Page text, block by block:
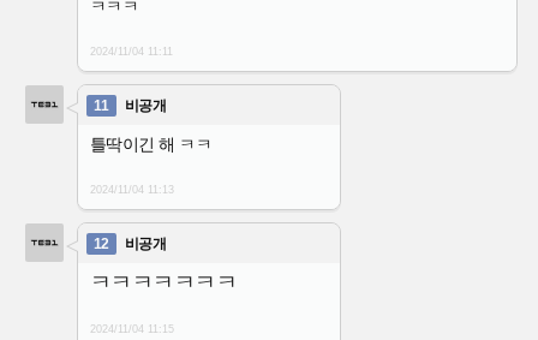
ㅋㅋㅋ
2024/11/04 11:11
11 비공개
틀딱이긴 해 ㅋㅋ
2024/11/04 11:13
12 비공개
ㅋㅋㅋㅋㅋㅋㅋ
2024/11/04 11:15